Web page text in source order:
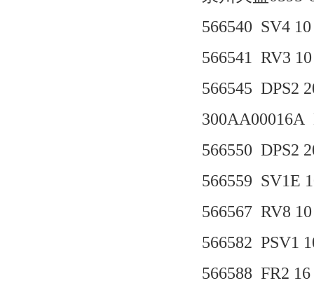
566540 SV4
566541 RV3 10
566545 DPS2
300AA00016A
566550 DPS2
566559 SV1E
566567 RV8
566582 PSV1
566588 FR2 16